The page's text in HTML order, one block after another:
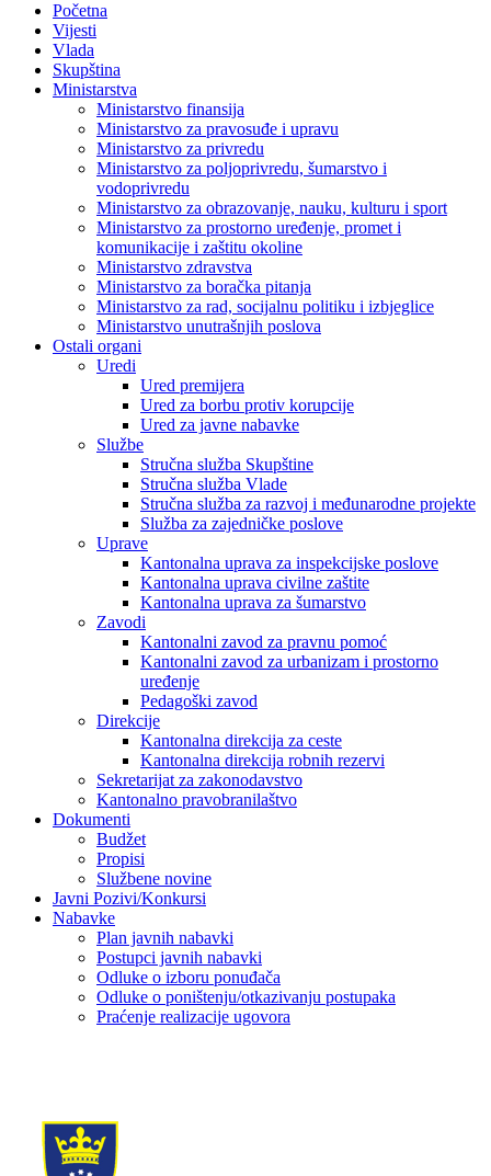
Početna
Vijesti
Vlada
Skupština
Ministarstva
Ministarstvo finansija
Ministarstvo za pravosuđe i upravu
Ministarstvo za privredu
Ministarstvo za poljoprivredu, šumarstvo i
vodoprivredu
Ministarstvo za obrazovanje, nauku, kulturu i sport
Ministarstvo za prostorno uređenje, promet i
komunikacije i zaštitu okoline
Ministarstvo zdravstva
Ministarstvo za boračka pitanja
Ministarstvo za rad, socijalnu politiku i izbjeglice
Ministarstvo unutrašnjih poslova
Ostali organi
Uredi
Ured premijera
Ured za borbu protiv korupcije
Ured za javne nabavke
Službe
Stručna služba Skupštine
Stručna služba Vlade
Stručna služba za razvoj i međunarodne projekte
Služba za zajedničke poslove
Uprave
Kantonalna uprava za inspekcijske poslove
Kantonalna uprava civilne zaštite
Kantonalna uprava za šumarstvo
Zavodi
Kantonalni zavod za pravnu pomoć
Kantonalni zavod za urbanizam i prostorno
uređenje
Pedagoški zavod
Direkcije
Kantonalna direkcija za ceste
Kantonalna direkcija robnih rezervi
Sekretarijat za zakonodavstvo
Kantonalno pravobranilaštvo
Dokumenti
Budžet
Propisi
Službene novine
Javni Pozivi/Konkursi
Nabavke
Plan javnih nabavki
Postupci javnih nabavki
Odluke o izboru ponuđača
Odluke o poništenju/otkazivanju postupaka
Praćenje realizacije ugovora